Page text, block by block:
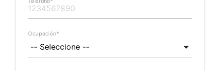
Ocupación*